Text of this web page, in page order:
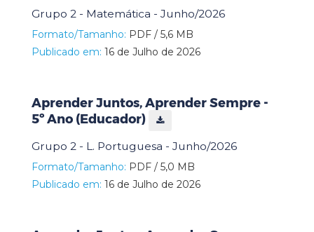
Grupo 2 - Matemática - Junho/2026
Formato/Tamanho: PDF / 5,6 MB
Publicado em: 16 de Julho de 2026
Aprender Juntos, Aprender Sempre -
5º Ano (Educador)
Grupo 2 - L. Portuguesa - Junho/2026
Formato/Tamanho: PDF / 5,0 MB
Publicado em: 16 de Julho de 2026